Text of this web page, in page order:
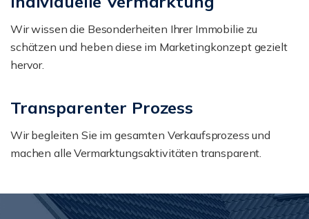
Wir wissen die Besonderheiten Ihrer Immobilie zu
schätzen und heben diese im Marketingkonzept gezielt
hervor.
Transparenter Prozess
Wir begleiten Sie im gesamten Verkaufsprozess und
machen alle Vermarktungsaktivitäten transparent.